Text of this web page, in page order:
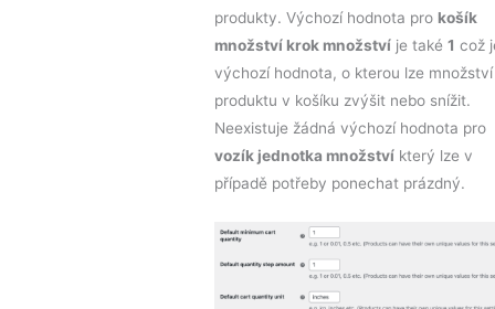
produkty. Výchozí hodnota pro košík
množství krok množství je také 1 což
výchozí hodnota, o kterou lze množství
produktu v košíku zvýšit nebo snížit.
Neexistuje žádná výchozí hodnota pro
vozík jednotka množství který lze v
případě potřeby ponechat prázdný.